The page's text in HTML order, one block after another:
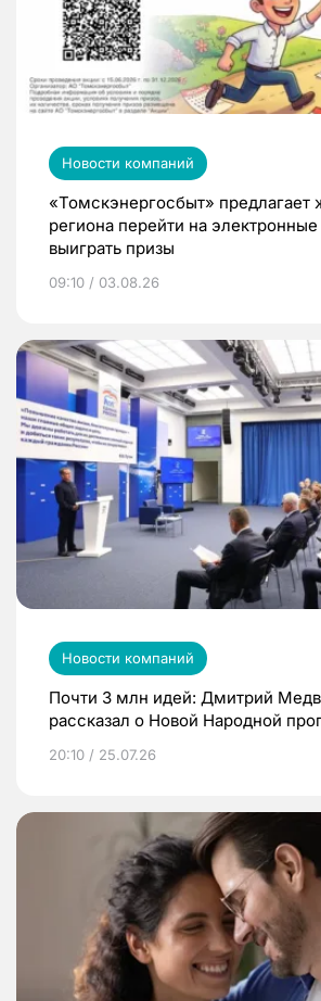
Новости компаний
«Томскэнергосбыт» предлагает
региона перейти на электронные
выиграть призы
09:10 / 03.08.26
Новости компаний
Почти 3 млн идей: Дмитрий
рассказал о Новой Народной
20:10 / 25.07.26